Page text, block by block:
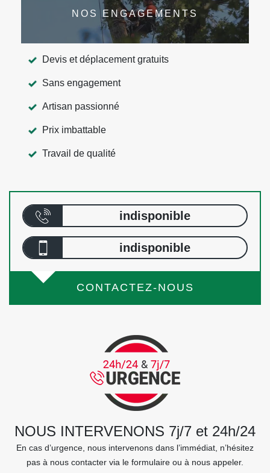
NOS ENGAGEMENTS
Devis et déplacement gratuits
Sans engagement
Artisan passionné
Prix imbattable
Travail de qualité
indisponible
indisponible
CONTACTEZ-NOUS
NOUS INTERVENONS 7j/7 et 24h/24
En cas d’urgence, nous intervenons dans l’immédiat, n’hésitez
pas à nous contacter via le formulaire ou à nous appeler.